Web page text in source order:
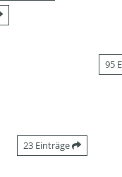
95
23 Einträge